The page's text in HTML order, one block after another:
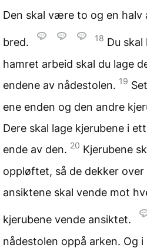
Den skal være to og en halv
bred. 18 Du skal
hamret arbeid skal du lage
endene av nådestolen. 19
ene enden og den andre
Dere skal lage kjerubene i
ende av den. 20 Kjerubene
oppløftet, så de dekker
ansiktene skal vende mot
kjerubene vende ansiktet.
nådestolen oppå arken. Og